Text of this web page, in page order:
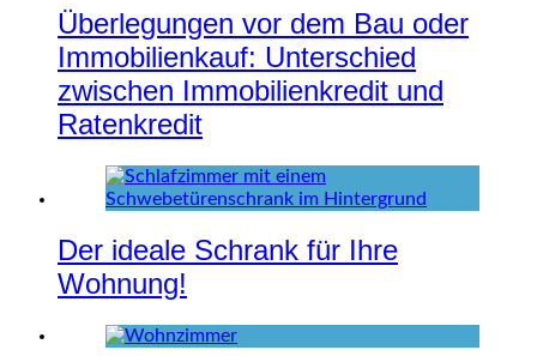
Überlegungen vor dem Bau oder
Immobilienkauf: Unterschied
zwischen Immobilienkredit und
Ratenkredit
Der ideale Schrank für Ihre
Wohnung!